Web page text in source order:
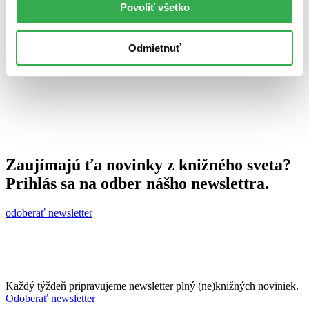
Povoliť všetko
Odmietnuť
9. decembra 2013
Zaujímajú ťa novinky z knižného sveta?
Prihlás sa na odber nášho newslettra.
odoberať newsletter
Každý týždeň pripravujeme newsletter plný (ne)knižných noviniek.
Odoberať newsletter